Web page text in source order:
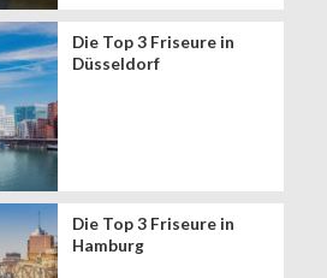
Die Top 3 Friseure in
Düsseldorf
Die Top 3 Friseure in
Hamburg